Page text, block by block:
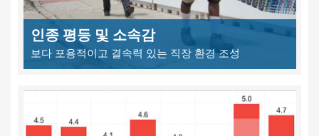
인종 평등 및 소속감
보다 포용적이고 결속력 있는 직장 환경 조성